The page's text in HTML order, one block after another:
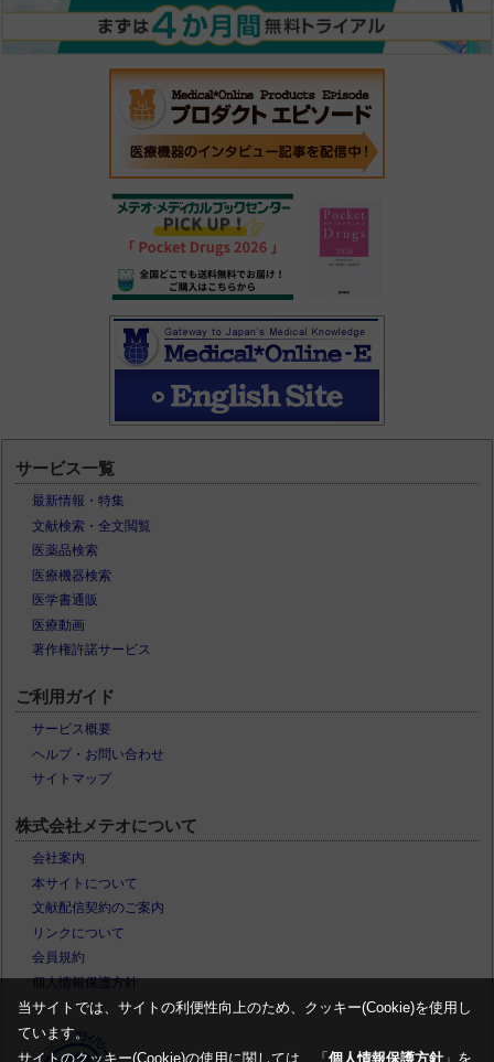
サービス一覧
最新情報・特集
文献検索・全文閲覧
医薬品検索
医療機器検索
医学書通販
医療動画
著作権許諾サービス
ご利用ガイド
サービス概要
ヘルプ・お問い合わせ
サイトマップ
株式会社メテオについて
会社案内
本サイトについて
文献配信契約のご案内
リンクについて
会員規約
個人情報保護方針
当サイトでは、サイトの利便性向上のため、クッキー(Cookie)を使用し
ています。
サイトのクッキー(Cookie)の使用に関しては、「 個人情報保護方針」を